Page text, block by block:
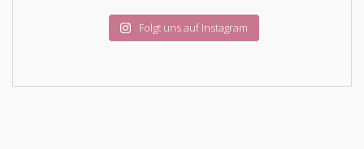
Folgt uns auf Instagram